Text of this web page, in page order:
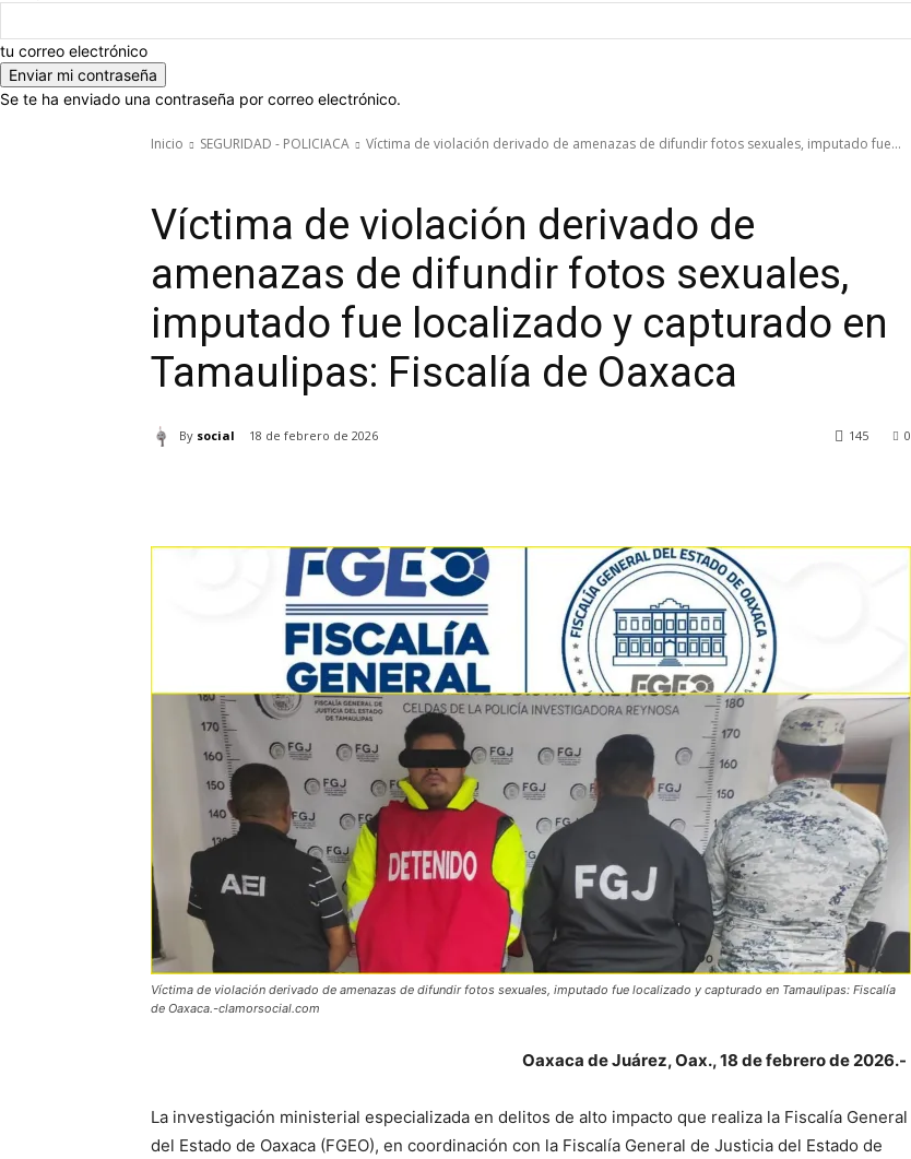
tu correo electrónico
Se te ha enviado una contraseña por correo electrónico.
Inicio SEGURIDAD - POLICIACA Víctima de violación derivado de amenazas de difundir fotos sexuales, imputado fue...
Víctima de violación derivado de
amenazas de difundir fotos sexuales,
imputado fue localizado y capturado en
Tamaulipas: Fiscalía de Oaxaca
By social 18 de febrero de 2026 0
145
Víctima de violación derivado de amenazas de difundir fotos sexuales, imputado fue localizado y capturado en Tamaulipas: Fiscalía
de Oaxaca.-clamorsocial.com
Oaxaca de Juárez, Oax., 18 de febrero de 2026.-
La investigación ministerial especializada en delitos de alto impacto que realiza la Fiscalía General
del Estado de Oaxaca (FGEO), en coordinación con la Fiscalía General de Justicia del Estado de